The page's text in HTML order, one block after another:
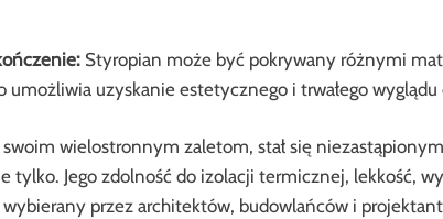
Styropian może być pokrywany różnymi
umożliwia uzyskanie estetycznego i trwałego
wielostronnym zaletom, stał się
tylko. Jego zdolność do izolacji termicznej, lekkość,
wybierany przez architektów, budowlańców i